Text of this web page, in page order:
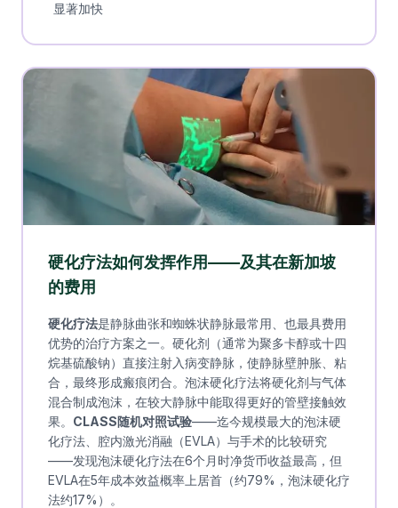
显著加快
硬化疗法如何发挥作用——及其在新加坡
的费用
硬化疗法是静脉曲张和蜘蛛状静脉最常用、也最具费用
优势的治疗方案之一。硬化剂（通常为聚多卡醇或十四
烷基硫酸钠）直接注射入病变静脉，使静脉壁肿胀、粘
合，最终形成瘢痕闭合。泡沫硬化疗法将硬化剂与气体
混合制成泡沫，在较大静脉中能取得更好的管壁接触效
果。 CLASS随机对照试验——迄今规模最大的泡沫硬
化疗法、腔内激光消融（EVLA）与手术的比较研究
——发现泡沫硬化疗法在6个月时净货币收益最高，但
EVLA在5年成本效益概率上居首（约79%，泡沫硬化疗
法约17%）。